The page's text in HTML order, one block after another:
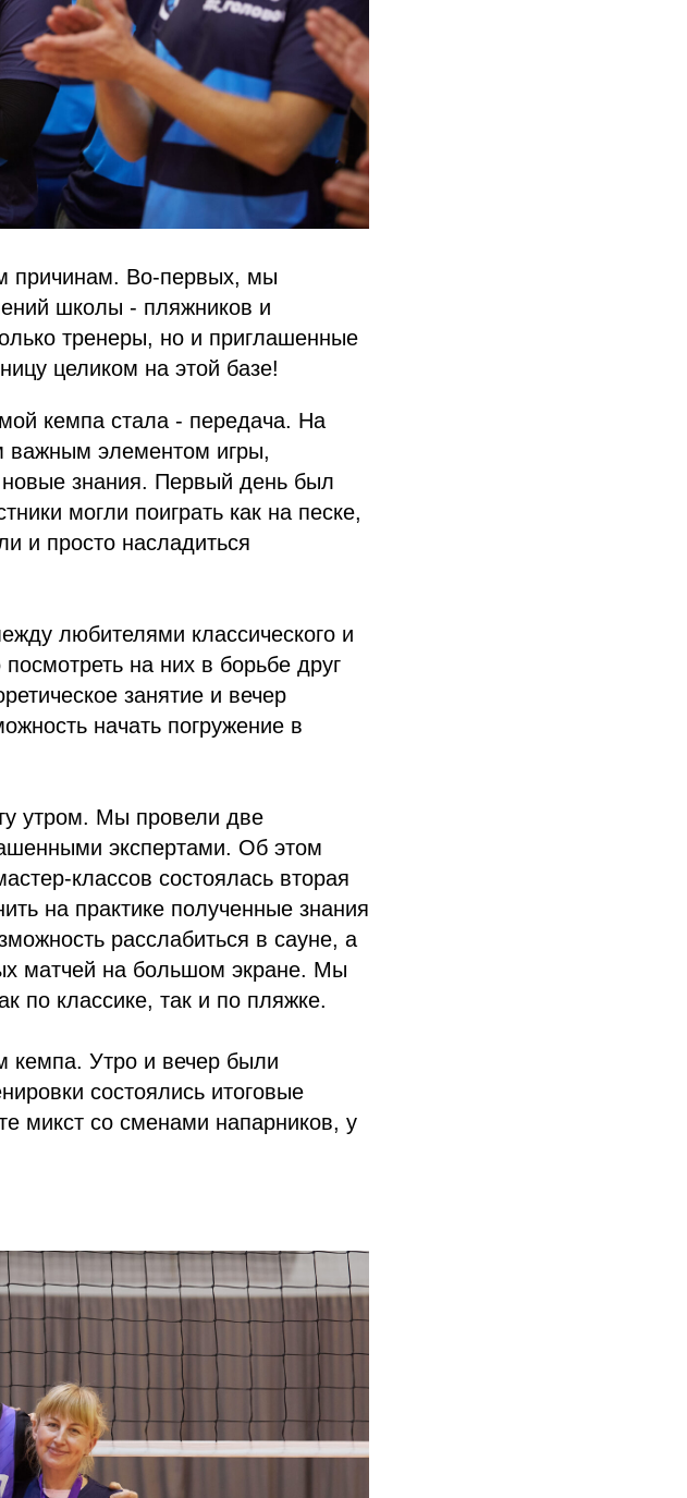
причинам. Во-первых, мы
школы - пляжников и
тренеры, но и приглашенные
целиком на этой базе!
кемпа стала - передача. На
важным элементом игры,
знания. Первый день был
могли поиграть как на песке,
и просто насладиться
любителями классического и
на них в борьбе друг
занятие и вечер
начать погружение в
утром. Мы провели две
экспертами. Об этом
классов состоялась вторая
на практике полученные знания
расслабиться в сауне, а
матчей на большом экране. Мы
по классике, так и по пляжке.
Утро и вечер были
состоялись итоговые
микст со сменами напарников, у